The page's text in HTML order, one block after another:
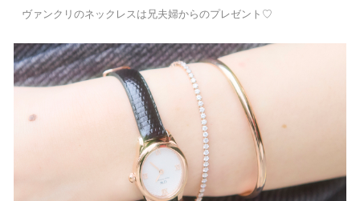
ヴァンクリのネックレスは兄夫婦からのプレゼント♡